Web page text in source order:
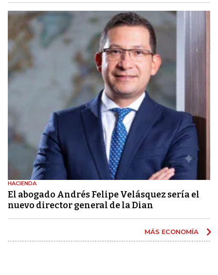
HACIENDA
El abogado Andrés Felipe Velásquez sería el
nuevo director general de la Dian
MÁS ECONOMÍA